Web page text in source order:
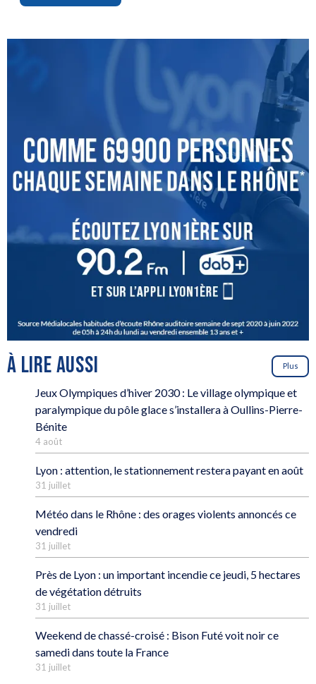
À LIRE AUSSI Plus
Jeux Olympiques d’hiver 2030 : Le village olympique et
paralympique du pôle glace s’installera à Oullins-Pierre-
Bénite
4 août
Lyon : attention, le stationnement restera payant en août
31 juillet
Météo dans le Rhône : des orages violents annoncés ce
vendredi
31 juillet
Près de Lyon : un important incendie ce jeudi, 5 hectares
de végétation détruits
31 juillet
Weekend de chassé-croisé : Bison Futé voit noir ce
samedi dans toute la France
31 juillet